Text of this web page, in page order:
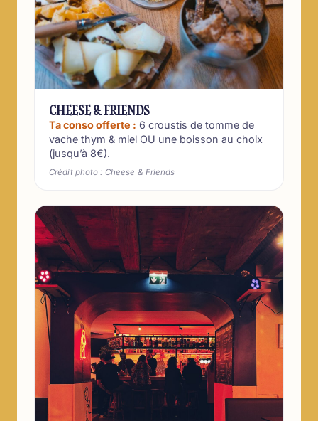
CHEESE & FRIENDS
Ta conso offerte : 6 croustis de tomme de
vache thym & miel OU une boisson au choix
(jusqu’à 8€).
Crédit photo : Cheese & Friends